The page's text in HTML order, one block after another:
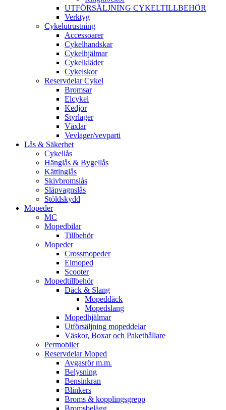
UTFÖRSÄLJNING CYKELTILLBEHÖR
Verktyg
Cykelutrustning
Accessoarer
Cykelhandskar
Cykelhjälmar
Cykelkläder
Cykelskor
Reservdelar Cykel
Bromsar
Elcykel
Kedjor
Styrlager
Växlar
Vevlager/vevparti
Lås & Säkerhet
Cykellås
Hänglås & Bygellås
Kättinglås
Skivbromslås
Släpvagnslås
Stöldskydd
Mopeder
MC
Mopedbilar
Tillbehör
Mopeder
Crossmopeder
Elmoped
Scooter
Mopedtillbehör
Däck & Slang
Mopeddäck
Mopedslang
Mopedhjälmar
Utförsäljning mopeddelar
Väskor, Boxar och Pakethållare
Permobiler
Reservdelar Moped
Avgasrör m.m.
Belysning
Bensinkran
Blinkers
Broms & kopplingsgrepp